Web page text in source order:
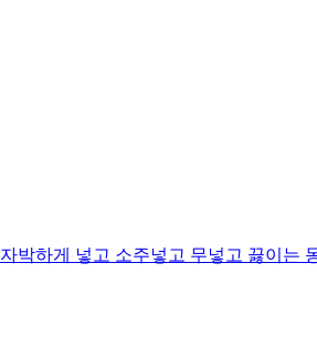
박하게 넣고 소주넣고 무넣고 끓이는